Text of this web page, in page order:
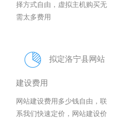
择方式自由，虚拟主机购买无
需太多费用
拟定洛宁县网站
建设费用
网站建设费用多少钱自由，联
系我们快速定价，网站建设价